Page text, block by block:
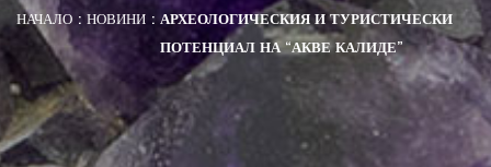
НАЧАЛО НОВИНИ
АРХЕОЛОГИЧЕСКИЯ И ТУРИСТИЧЕСКИ
ПОТЕНЦИАЛ НА “АКВЕ КАЛИДЕ”